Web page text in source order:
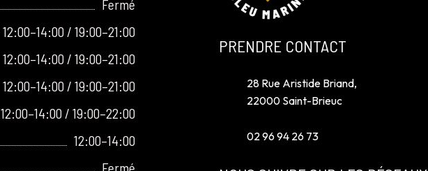
Fermé
12:00–14:00 / 19:00–21:00
12:00–14:00 / 19:00–21:00
12:00–14:00 / 19:00–21:00
12:00–14:00 / 19:00–22:00
12:00–14:00
PRENDRE CONTACT
28 Rue Aristide Briand,
22000 Saint-Brieuc
02 96 94 26 73